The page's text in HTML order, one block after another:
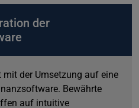
der
mit der Umsetzung auf eine
Bewährte
auf intuitive